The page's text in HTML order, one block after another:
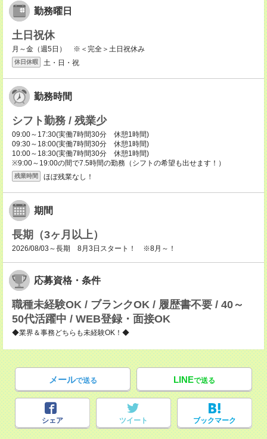
勤務曜日
土日祝休
月～金（週5日） ※＜完全＞土日祝休み
休日休暇 土・日・祝
勤務時間
シフト勤務 / 残業少
09:00～17:30(実働7時間30分 休憩1時間)
09:30～18:00(実働7時間30分 休憩1時間)
10:00～18:30(実働7時間30分 休憩1時間)
※9:00～19:00の間で7.5時間の勤務（シフトの希望も出せます！）
残業時間 ほぼ残業なし！
期間
長期（3ヶ月以上）
2026/08/03～長期 8月3日スタート！ ※8月～！
応募資格・条件
職種未経験OK / ブランクOK / 履歴書不要 / 40～
50代活躍中 / WEB登録・面接OK
◆業界＆事務どちらも未経験OK！◆
メールで送る LINEで送る
シェア ツイート ブックマーク